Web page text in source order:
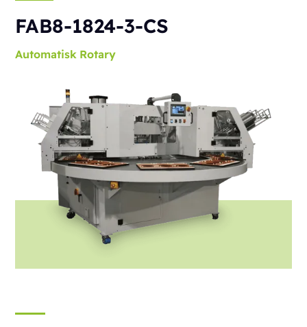
FAB8-1824-3-CS
Automatisk Rotary